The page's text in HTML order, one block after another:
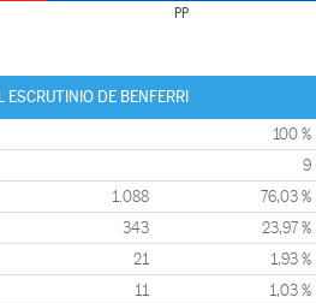
PP
ESCRUTINIO DE BENFERRI
100 %
9
1.088 76,03 %
343 23,97 %
21 1,93 %
11 1,03 %